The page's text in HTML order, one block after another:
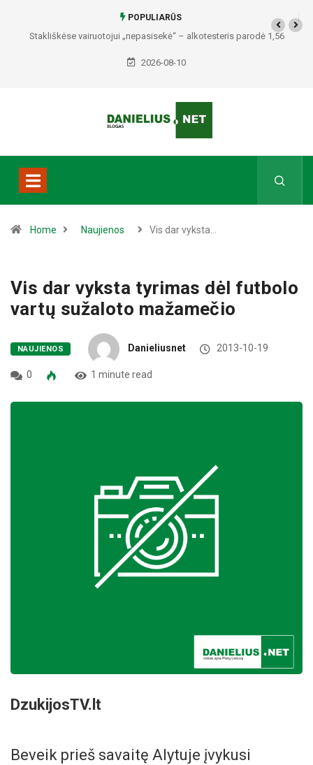
POPULIARŪS
Stakliškėse vairuotojui „nepasisekė“ – alkotesteris parodė 1,56
2026-08-10
Home Naujienos Vis dar vyksta…
Vis dar vyksta tyrimas dėl futbolo
vartų sužaloto mažamečio
NAUJIENOS Danieliusnet 2013-10-19
0 1 minute read
DzukijosTV.lt
Beveik prieš savaitę Alytuje įvykusi